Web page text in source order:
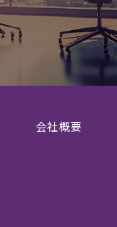
会社概要